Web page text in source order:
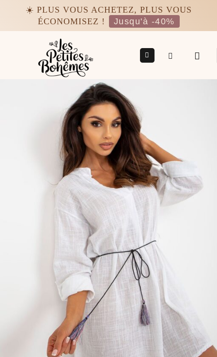
☀️ PLUS VOUS ACHETEZ, PLUS VOUS
ÉCONOMISEZ !
Jusqu'à -40%